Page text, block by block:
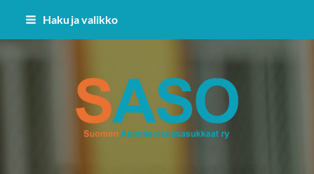
Siirry
Haku ja valikko
Suomen Asumisoikeusasukkaat